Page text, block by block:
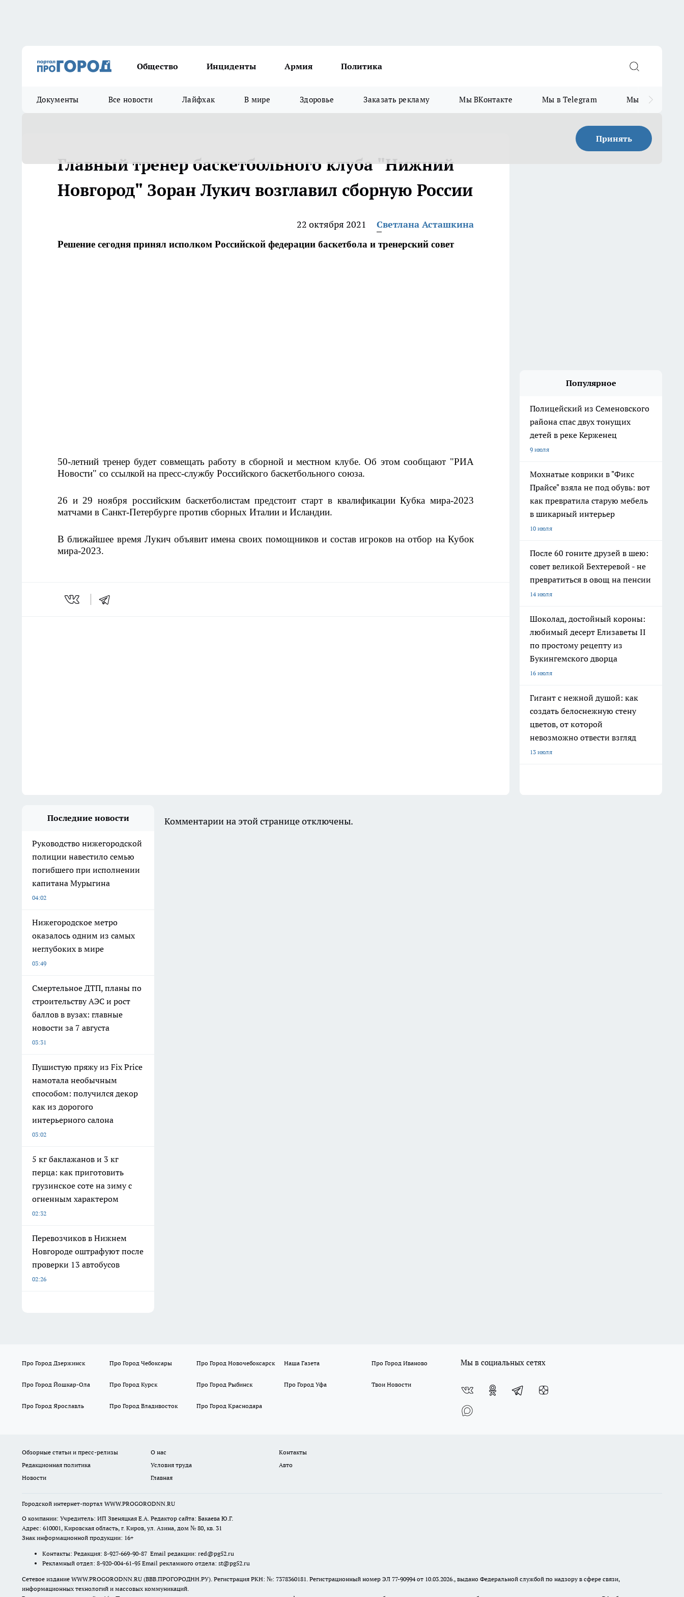
Общество Инциденты Армия Политика
Документы Все новости Лайфхак В мире Здоровье Заказать рекламу Мы ВКонтакте Мы в Telegram Мы в MAX
Принять
Главный тренер баскетбольного клуба "Нижний
Новгород" Зоран Лукич возглавил сборную России
22 октября 2021 Светлана Асташкина
Решение сегодня принял исполком Российской федерации баскетбола и тренерский совет
50-летний тренер будет совмещать работу в сборной и местном клубе. Об этом сообщают "РИА
Новости" со ссылкой на пресс-службу Российского баскетбольного союза.
26 и 29 ноября российским баскетболистам предстоит старт в квалификации Кубка мира-2023
матчами в Санкт-Петербурге против сборных Италии и Исландии.
В ближайшее время Лукич объявит имена своих помощников и состав игроков на отбор на Кубок
мира-2023.
Популярное
Полицейский из Семеновского
района спас двух тонущих
детей в реке Керженец
9 июля
Мохнатые коврики в "Фикс
Прайсе" взяла не под обувь: вот
как превратила старую мебель
в шикарный интерьер
10 июля
После 60 гоните друзей в шею:
совет великой Бехтеревой - не
превратиться в овощ на пенсии
14 июля
Шоколад, достойный короны:
любимый десерт Елизаветы II
по простому рецепту из
Букингемского дворца
16 июля
Гигант с нежной душой: как
создать белоснежную стену
цветов, от которой
невозможно отвести взгляд
13 июля
Последние новости
Руководство нижегородской
полиции навестило семью
погибшего при исполнении
капитана Мурыгина
04:02
Нижегородское метро
оказалось одним из самых
неглубоких в мире
03:49
Смертельное ДТП, планы по
строительству АЭС и рост
баллов в вузах: главные
новости за 7 августа
03:31
Пушистую пряжу из Fix Price
намотала необычным
способом: получился декор
как из дорогого
интерьерного салона
03:02
5 кг баклажанов и 3 кг
перца: как приготовить
грузинское соте на зиму с
огненным характером
02:32
Перевозчиков в Нижнем
Новгороде оштрафуют после
проверки 13 автобусов
02:26
Комментарии на этой странице отключены.
Про Город Дзержинск Про Город Чебоксары Про Город Новочебоксарск Наша Газета Про Город Иваново
Про Город Йошкар-Ола Про Город Курск Про Город Рыбинск Про Город Уфа Твои Новости
Про Город Ярославль Про Город Владивосток Про Город Краснодара
Мы в социальных сетях
Обзорные статьи и пресс-релизы О нас
Контакты
Редакционная политика
Условия труда
Авто
Новости
Главная
Городской интернет-портал WWW.PROGORODNN.RU
О компании: Учредитель: ИП Звеняцкая Е.А. Редактор сайта: Бакаева Ю.Г.
Адрес: 610001, Кировская область, г. Киров, ул. Азина, дом № 80, кв. 31
Знак информационной продукции: 16+
Контакты: Редакция: 8-927-669-90-87 Email редакции: red@pg52.ru
Рекламный отдел: 8-920-004-61-95 Email рекламного отдела: st@pg52.ru
Сетевое издание WWW.PROGORODNN.RU (ВВВ.ПРОГОРОДНН.РУ). Регистрация РКН: №: 7378360181. Регистрационный номер ЭЛ 77-90994 от 10.03.2026., выдано Федеральной службой по надзору в сфере связи,
информационных технологий и массовых коммуникаций.